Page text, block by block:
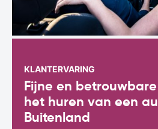
KLANTERVARING
Fijne en
het huren van een
Buitenland